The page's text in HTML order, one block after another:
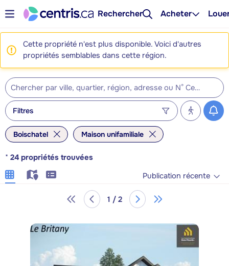
Rechercher Acheter
Cette propriété n'est plus disponible. Voici d'autres
propriétés semblables dans cette région.
Filtres
Boischatel Maison unifamiliale
* 24 propriétés trouvées
Publication récente
1 / 2